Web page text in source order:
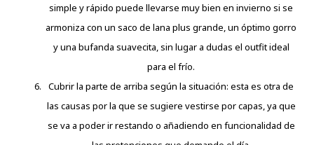
simple y rápido puede llevarse muy bien en invierno si se
armoniza con un saco de lana plus grande, un óptimo gorro
y una bufanda suavecita, sin lugar a dudas el outfit ideal
para el frío.
Cubrir la parte de arriba según la situación: esta es otra de
las causas por la que se sugiere vestirse por capas, ya que
se va a poder ir restando o añadiendo en funcionalidad de